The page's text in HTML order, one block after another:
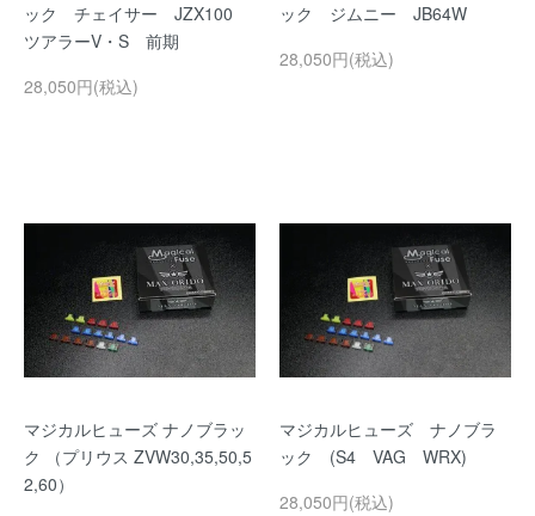
ック チェイサー JZX100
ツアラーV・S 前期
28,050円(税込)
ック ジムニー JB64W
28,050円(税込)
マジカルヒューズ ナノブラッ
ク （プリウス ZVW30,35,50,5
2,60）
マジカルヒューズ ナノブラ
ック (S4 VAG WRX)
28,050円(税込)